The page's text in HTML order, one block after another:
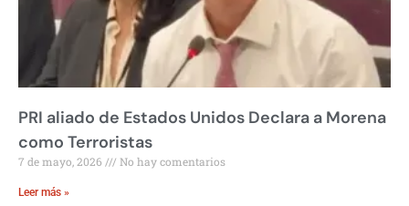
PRI aliado de Estados Unidos Declara a Morena
como Terroristas
7 de mayo, 2026 No hay comentarios
Leer más »